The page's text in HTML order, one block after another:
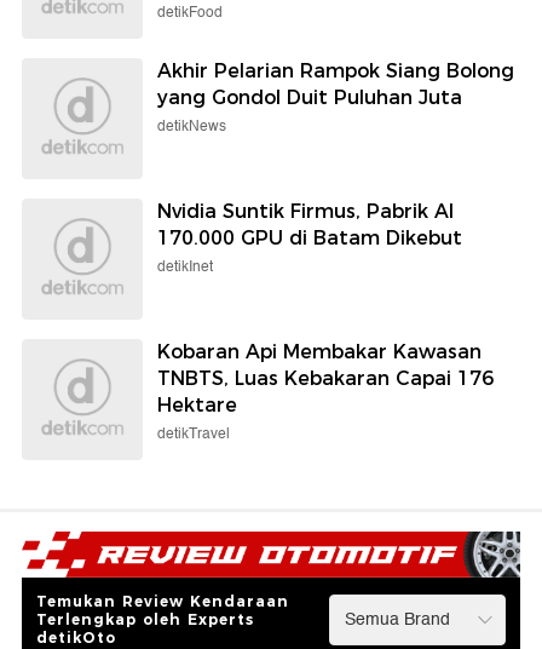
detikFood
Akhir Pelarian Rampok Siang Bolong
yang Gondol Duit Puluhan Juta
detikNews
Nvidia Suntik Firmus, Pabrik AI
170.000 GPU di Batam Dikebut
detikInet
Kobaran Api Membakar Kawasan
TNBTS, Luas Kebakaran Capai 176
Hektare
detikTravel
Temukan Review Kendaraan
Terlengkap oleh Experts
detikOto